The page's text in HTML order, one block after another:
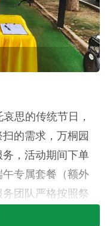
思的传统节日，
的需求，万桐园
，活动期间下单
专属套餐（额外
团队严格按照祭
、供奉祭品、焚